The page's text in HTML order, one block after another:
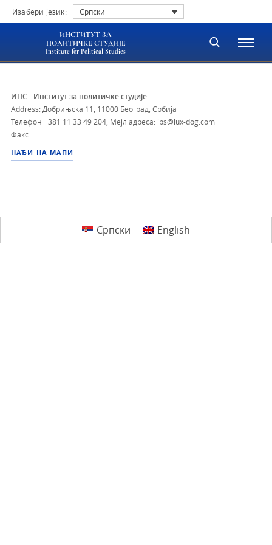
Изабери језик: Српски
ИНСТИТУТ ЗА
ПОЛИТИЧКЕ СТУДИЈЕ
Institute for Political Studies
ИПС - Институт за политичке студије
Address: Добрињска 11, 11000 Београд, Србија
Телефон +381 11 33 49 204 Мејл адреса: ips@lux-dog.com
Факс:
НАЂИ НА МАПИ
Српски English